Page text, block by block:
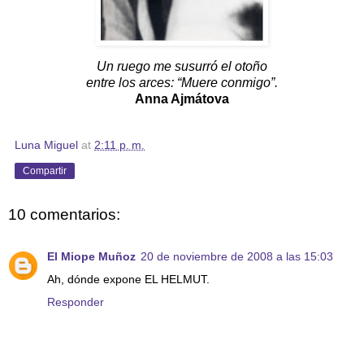
Un ruego me susurró el otoño
entre los arces: “Muere conmigo”.
Anna Ajmátova
Luna Miguel at 2:11 p. m.
Compartir
10 comentarios:
El Miope Muñoz 20 de noviembre de 2008 a las 15:03
Ah, dónde expone EL HELMUT.
Responder